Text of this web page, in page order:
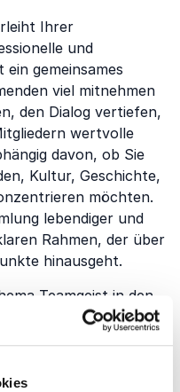
Ihrer
und
gemeinsames
viel mitnehmen
den Dialog vertiefen,
wertvolle
davon, ob Sie
Kultur, Geschichte,
möchten.
lebendiger und
Rahmen, der über
hinausgeht.
Teamgeist in den
überträgt
stärken und